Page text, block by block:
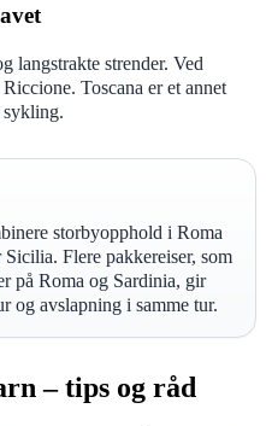
langstrakte strender. Ved
Toscana er et annet
storbyopphold i Roma
Flere pakkereiser, som
på Roma og Sardinia, gir
og avslapning i samme tur.
– tips og råd